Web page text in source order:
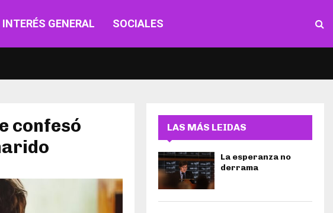
INTERÉS GENERAL SOCIALES
confesó
LAS MÁS LEIDAS
La esperanza no
derrama